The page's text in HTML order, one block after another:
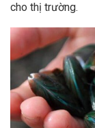
cho thị trường.